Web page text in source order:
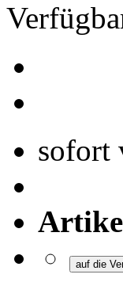
sofort
auf die